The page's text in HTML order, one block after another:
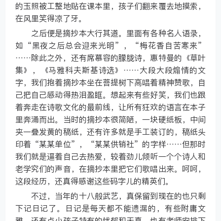
的玉照被工整地贴在课本里，孩子们翻来覆去地摸索，
在风里笑得凉了牙。
之后便是摘抄本大行其道。里面有各种名人语录，
如“黑夜之后总会迎来光明”，“梅花香自苦寒来”
……除此之外，还有席慕容的朦胧诗，惠特曼的《草叶
集》，《马雅科夫斯基诗选》……大段大段煽情的文
字，我们抱着摘抄本坐在菩提树下高唱着精神赞歌，自
己把自己感动得热泪盈眶。想起来有些好笑，我们也跟
着奔走在诗歌文化的最前线，让所有狂欢的语言在本子
里奔涌而出。当时的摘抄本很简陋，一块硬纸板，中间
夹一叠发黄的稿纸，还有许多就是手工装订的，稿纸头
印着“某某单位”，“某某供销社”的字样……但那时
我们就是逼着自己去热爱，较着劲儿倾听一个个诗人和
老学究们的声音，在摘抄本里把它们歌唱出来。呵呵，
这段经历，还真得感谢这些码字儿的精英们。
不过，当年的十八般武艺，真保留到现在的也只剩
下记日记了。日记是每天都不能遗漏的，有些附庸文